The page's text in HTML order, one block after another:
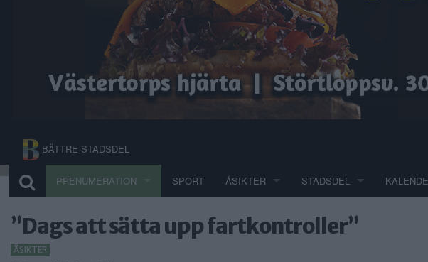
BÄTTRE STADSDEL
PRENUMERATION SPORT ÅSIKTER STADSDEL
”Dags att sätta upp fartkontroller”
ÅSIKTER